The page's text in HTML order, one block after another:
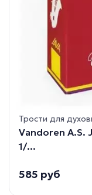
Трости для
Vandoren A.S.
1/...
585 руб